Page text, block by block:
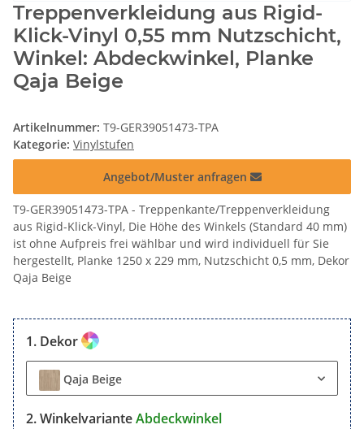
Treppenverkleidung aus Rigid-
Klick-Vinyl 0,55 mm Nutzschicht,
Winkel: Abdeckwinkel, Planke
Qaja Beige
Artikelnummer: T9-GER39051473-TPA
Kategorie: Vinylstufen
Angebot/Muster anfragen
T9-GER39051473-TPA - Treppenkante/Treppenverkleidung
aus Rigid-Klick-Vinyl, Die Höhe des Winkels (Standard 40 mm)
ist ohne Aufpreis frei wählbar und wird individuell für Sie
hergestellt, Planke 1250 x 229 mm, Nutzschicht 0,5 mm, Dekor
Qaja Beige
Dekor
Qaja Beige
WinkelvarianteAbdeckwinkel